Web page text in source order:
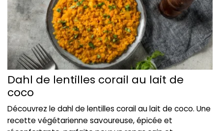
Dahl de lentilles corail au lait de
coco
Découvrez le dahl de lentilles corail au lait de coco. Une
recette végétarienne savoureuse, épicée et